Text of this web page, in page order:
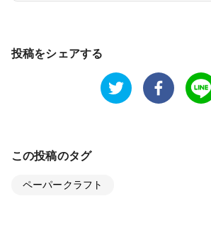
投稿をシェアする
この投稿のタグ
ペーパークラフト